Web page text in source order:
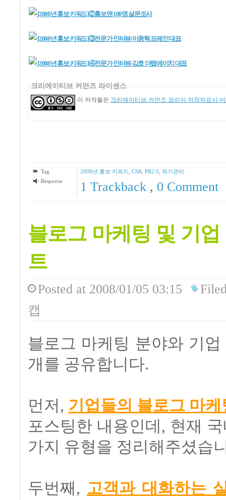
[2008년 홍보 키워드]②홍보맨 100명 설문조사
[2008년 홍보 키워드]③전문가 인터뷰/이종혁 프레인 대표
[2008년 홍보 키워드]④전문가 인터뷰/김호 더랩에이치 대표
크리에이티브 커먼즈 라이센스
이 저작물은 크리에이티브 커먼즈 코리아 저작자표시-
Tag 2008년 홍보 키워드 CSR PR2.0 위기관리
Response
1 Trackback , 0 Comment
블로그 마케팅 및 기
트
Posted at 2008/01/05 03:15
캡
블로그 마케팅 분야와 기
개를 공유합니다.
먼저, 기업들의 블로그 마
포스팅한 내용인데, 현재
가지 유형을 정리해주셨습
두번째, 고객과 대화하는